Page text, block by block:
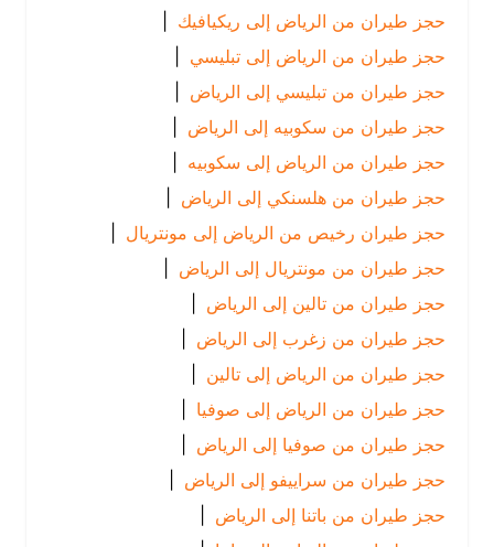
حجز طيران من الرياض إلى ريكيافيك |
حجز طيران من الرياض إلى تبليسي |
حجز طيران من تبليسي إلى الرياض
|
حجز طيران من سكوبيه إلى الرياض
|
حجز طيران من الرياض إلى سكوبيه |
حجز طيران من هلسنكي إلى الرياض
|
حجز طيران رخيص من الرياض إلى مونتريال |
حجز طيران من مونتريال إلى الرياض
|
حجز طيران من تالين إلى الرياض
|
حجز طيران من زغرب إلى الرياض
|
حجز طيران من الرياض إلى تالين
|
حجز طيران من الرياض إلى صوفيا
|
حجز طيران من صوفيا إلى الرياض
|
حجز طيران من سراييفو إلى الرياض
|
حجز طيران من باتنا إلى الرياض
|